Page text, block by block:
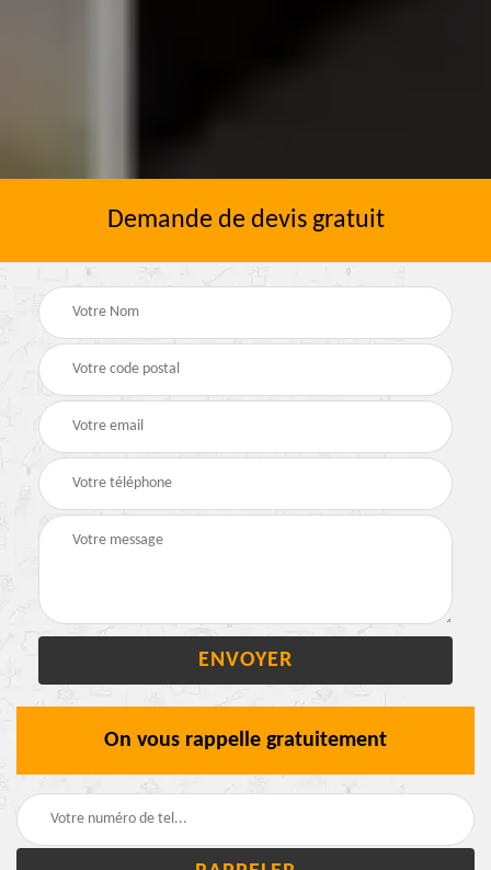
Demande de devis gratuit
On vous rappelle gratuitement